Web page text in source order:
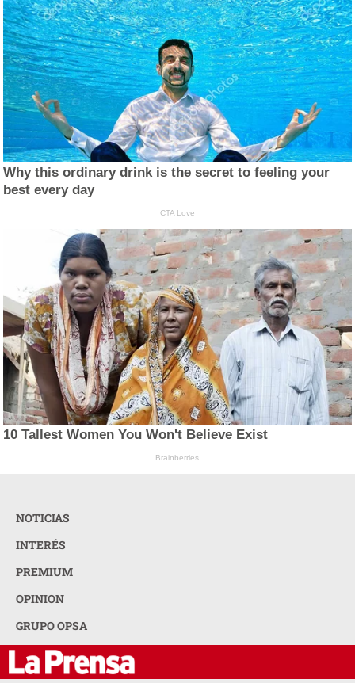
Why this ordinary drink is the secret to feeling your
best every day
CTA Love
10 Tallest Women You Won't Believe Exist
Brainberries
NOTICIAS
INTERÉS
PREMIUM
OPINION
GRUPO OPSA